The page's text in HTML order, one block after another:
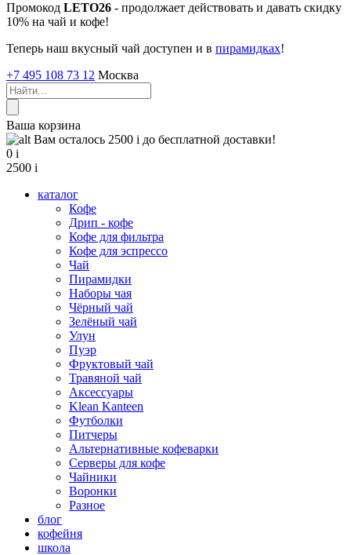
Промокод LETO26 - продолжает действовать и давать скидку
10% на чай и кофе!
Теперь наш вкусный чай доступен и в пирамидках!
+7 495 108 73 12 Москва
Ваша корзина
Вам осталось 2500 i до бесплатной доставки!
0 i
2500 i
каталог
Кофе
Дрип - кофе
Кофе для фильтра
Кофе для эспрессо
Чай
Пирамидки
Наборы чая
Чёрный чай
Зелёный чай
Улун
Пуэр
Фруктовый чай
Травяной чай
Аксессуары
Klean Kanteen
Футболки
Питчеры
Альтернативные кофеварки
Серверы для кофе
Чайники
Воронки
Разное
блог
кофейня
школа